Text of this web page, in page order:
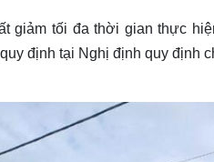
giảm tối đa thời gian thực
định tại Nghị định quy định